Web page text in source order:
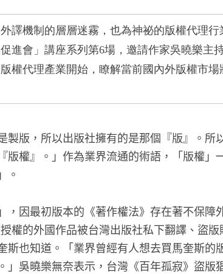
譯機制的層層迷霧，也為神祕的版權代理
進會」講座系列第6場，邀請作家吳曉樂主
權代理產業開始，瞭解當前國內外版權市
版，所以出版社擁有的是那個『版』。所
權』。」作為業界流通的術語，「版權」
。
，因最初版本的《著作權法》存在著不保障
權的外國作品被台灣出版社私下翻譯、盜版
也知道。「業界曾經有人想去買馬奎斯的
吳曉樂無奈表示，台灣《百年孤寂》盜版